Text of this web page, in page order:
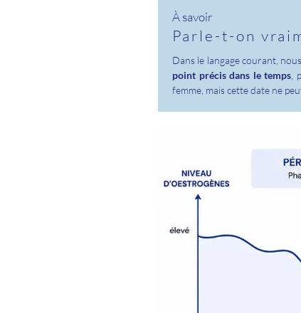
À savoir
Parle-t-on
Dans le langage courant,
point précis dans le temps
femme, mais cette date ne